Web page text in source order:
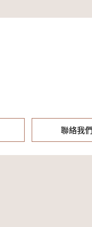
聯絡我們